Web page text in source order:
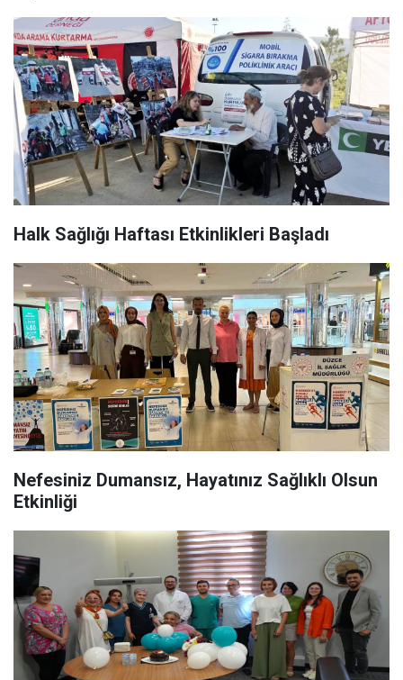
Halk Sağlığı Haftası Etkinlikleri Başladı
Nefesiniz Dumansız, Hayatınız Sağlıklı Olsun
Etkinliği